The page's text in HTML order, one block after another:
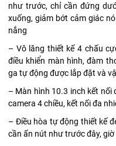
như trước, chỉ cần đứng
xuống, giảm bớt cảm giác
nắng
– Vô lăng thiết kế 4 chấu
điều khiển màn hình, đàm
ga tự động được lắp đặt và
– Màn hình 10.3 inch kết nối
camera 4 chiều, kết nối đa
– Điều hòa tự động thiết kế
cần ấn nút như trước đây,